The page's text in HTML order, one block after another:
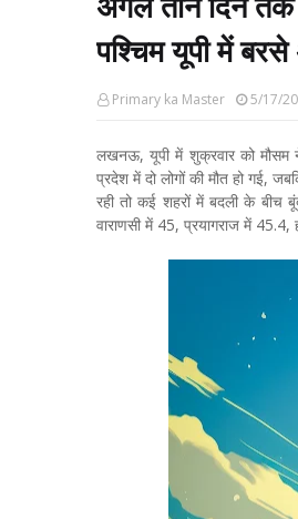
पश्चिम यूपी में
Primary ka Master 5/17/
लखनऊ, यूपी में शुक्रवार को मौसम
प्रदेश में दो लोगों की मौत हो गई,
रही तो कई शहरों में बदली के बीच
वाराणसी में 45, प्रयागराज में 45.4,